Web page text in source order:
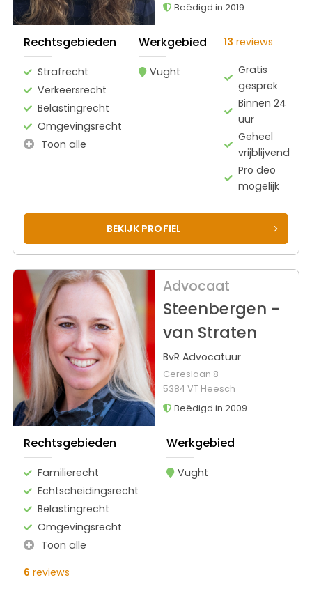
Beëdigd in 2019
Rechtsgebieden
Strafrecht
Verkeersrecht
Belastingrecht
Omgevingsrecht
Toon alle
Werkgebied
Vught
13 reviews
Gratis
gesprek
Binnen 24
uur
Geheel
vrijblijvend
Pro deo
mogelijk
BEKIJK PROFIEL
Advocaat
Steenbergen -
van Straten
BvR Advocatuur
Cereslaan 8
5384 VT Heesch
Beëdigd in 2009
Rechtsgebieden
Familierecht
Echtscheidingsrecht
Belastingrecht
Omgevingsrecht
Toon alle
Werkgebied
Vught
6 reviews